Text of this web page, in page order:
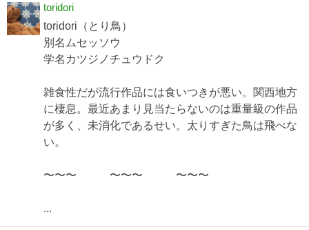
toridori
toridori（とり鳥）
別名ムセッソウ
学名カツジノチュウドク
雑食性だが流行作品には食いつきが悪い。関西地方
に棲息。最近あまり見当たらないのは重量級の作品
が多く、未消化であるせい。太りすぎた鳥は飛べな
い。
〜〜〜 〜〜〜 〜〜〜
...